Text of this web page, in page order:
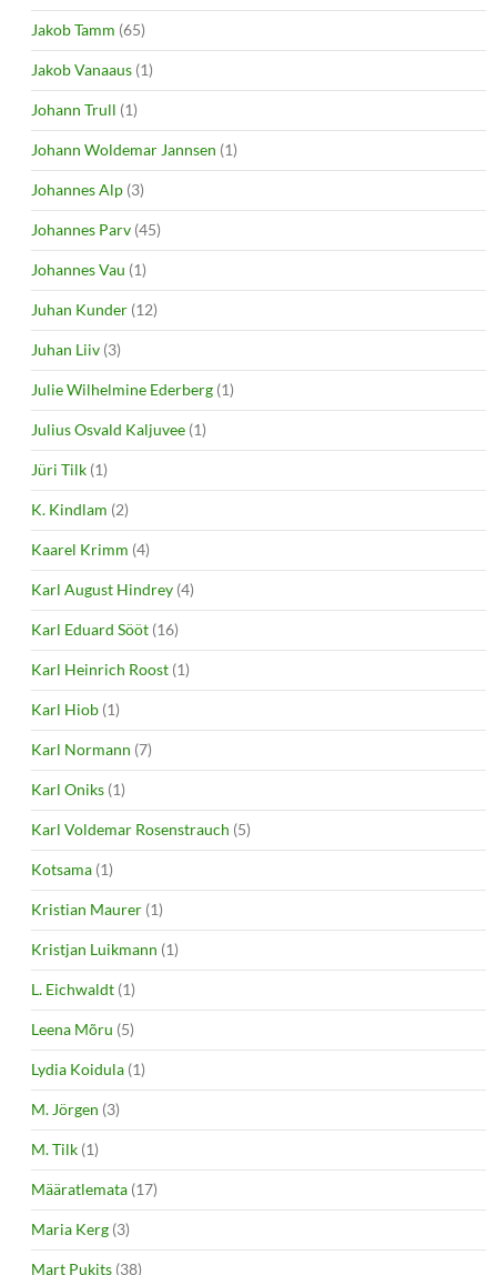
Jakob Tamm (65)
Jakob Vanaaus (1)
Johann Trull (1)
Johann Woldemar Jannsen (1)
Johannes Alp (3)
Johannes Parv (45)
Johannes Vau (1)
Juhan Kunder (12)
Juhan Liiv (3)
Julie Wilhelmine Ederberg (1)
Julius Osvald Kaljuvee (1)
Jüri Tilk (1)
K. Kindlam (2)
Kaarel Krimm (4)
Karl August Hindrey (4)
Karl Eduard Sööt (16)
Karl Heinrich Roost (1)
Karl Hiob (1)
Karl Normann (7)
Karl Oniks (1)
Karl Voldemar Rosenstrauch (5)
Kotsama (1)
Kristian Maurer (1)
Kristjan Luikmann (1)
L. Eichwaldt (1)
Leena Mõru (5)
Lydia Koidula (1)
M. Jörgen (3)
M. Tilk (1)
Määratlemata (17)
Maria Kerg (3)
Mart Pukits (38)